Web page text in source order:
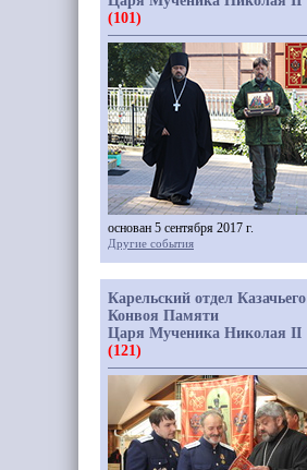
(101)
основан 5 сентября 2017 г.
Другие события
Карельский отдел Казачьего
Конвоя Памяти
Царя Мученика Николая II
(121)